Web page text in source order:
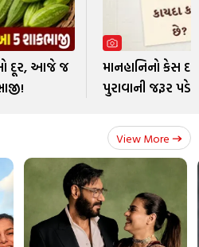
દૂર, આજે જ
માનહાનિનો કેસ
પુરાવાની જરૂર પડે
View More